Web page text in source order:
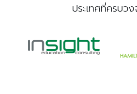
ประเทศที่ครบว